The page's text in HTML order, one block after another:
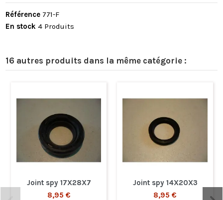
Référence 771-F
En stock 4 Produits
16 autres produits dans la même catégorie :
Joint spy 17X28X7
8,95 €
Joint spy 14X20X3
8,95 €